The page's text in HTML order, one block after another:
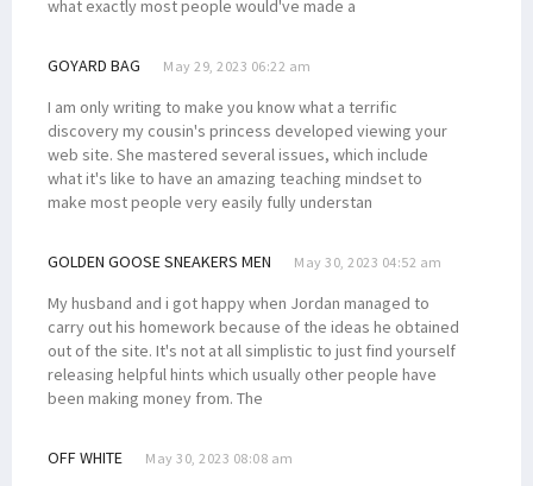
what exactly most people would've made a
GOYARD BAG May 29, 2023 06:22 am
I am only writing to make you know what a terrific
discovery my cousin's princess developed viewing your
web site. She mastered several issues, which include
what it's like to have an amazing teaching mindset to
make most people very easily fully understan
GOLDEN GOOSE SNEAKERS MEN May 30, 2023 04:52 am
My husband and i got happy when Jordan managed to
carry out his homework because of the ideas he obtained
out of the site. It's not at all simplistic to just find yourself
releasing helpful hints which usually other people have
been making money from. The
OFF WHITE May 30, 2023 08:08 am